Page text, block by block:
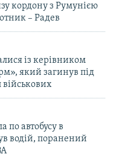
кордону з Румунією
– Радев
із керівником
який загинув під
військових
по автобусу в
водій, поранений